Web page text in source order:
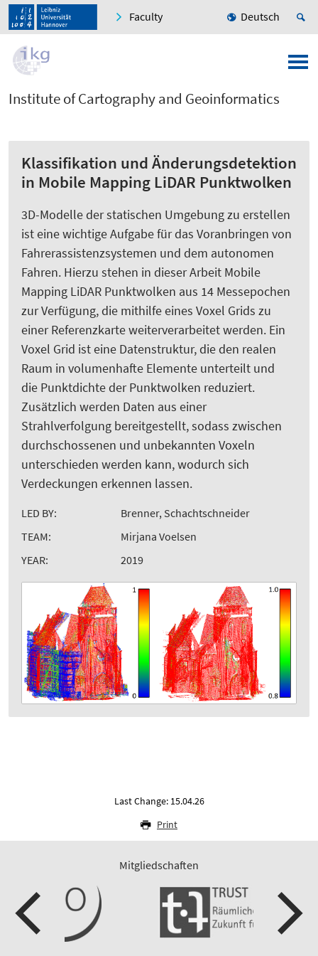
Faculty Deutsch
Institute of Cartography and Geoinformatics
Klassifikation und Änderungsdetektion
in Mobile Mapping LiDAR Punktwolken
3D-Modelle der statischen Umgebung zu erstellen
ist eine wichtige Aufgabe für das Voranbringen von
Fahrerassistenzsystemen und dem autonomen
Fahren. Hierzu stehen in dieser Arbeit Mobile
Mapping LiDAR Punktwolken aus 14 Messepochen
zur Verfügung, die mithilfe eines Voxel Grids zu
einer Referenzkarte weiterverarbeitet werden. Ein
Voxel Grid ist eine Datenstruktur, die den realen
Raum in volumenhafte Elemente unterteilt und
die Punktdichte der Punktwolken reduziert.
Zusätzlich werden Daten aus einer
Strahlverfolgung bereitgestellt, sodass zwischen
durchschossenen und unbekannten Voxeln
unterschieden werden kann, wodurch sich
Verdeckungen erkennen lassen.
LED BY:
Brenner, Schachtschneider
TEAM:
Mirjana Voelsen
YEAR:
2019
Last Change: 15.04.26
Print
Mitgliedschaften